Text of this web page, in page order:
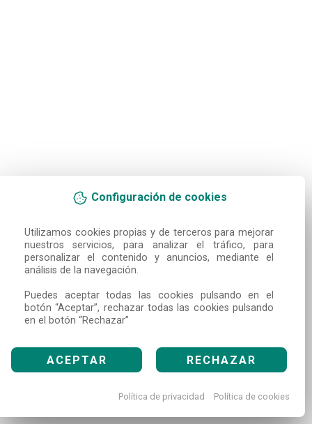
Configuración de cookies
Utilizamos cookies propias y de terceros para mejorar
nuestros servicios, para analizar el tráfico, para
personalizar el contenido y anuncios, mediante el
análisis de la navegación.
Puedes aceptar todas las cookies pulsando en el
botón “Aceptar”, rechazar todas las cookies pulsando
en el botón “Rechazar”
ACEPTAR RECHAZAR
Política de privacidad Política de cookies